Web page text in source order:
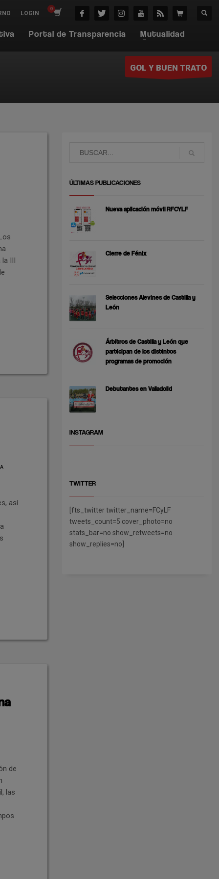
LOGIN
Portal de Transparencia
Mutualidad
GOL Y BUEN TRATO
III
así
de
las
ÚLTIMAS PUBLICACIONES
Nueva aplicación móvil RFCYLF
Cierre de Fénix
Selecciones Alevines de Castilla y
León
Árbitros de Castilla y León que
participan de los distintos
programas de promoción
Debutantes en Valladolid
INSTAGRAM
TWITTER
[fts_twitter twitter_name=FCyLF
tweets_count=5 cover_photo=no
stats_bar=no show_retweets=no
show_replies=no]